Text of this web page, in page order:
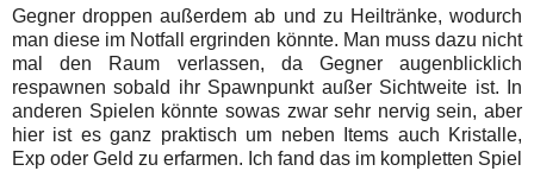
Gegner droppen außerdem ab und zu Heiltränke, wodurch
man diese im Notfall ergrinden könnte. Man muss dazu nicht
mal den Raum verlassen, da Gegner augenblicklich
respawnen sobald ihr Spawnpunkt außer Sichtweite ist. In
anderen Spielen könnte sowas zwar sehr nervig sein, aber
hier ist es ganz praktisch um neben Items auch Kristalle,
Exp oder Geld zu erfarmen. Ich fand das im kompletten Spiel